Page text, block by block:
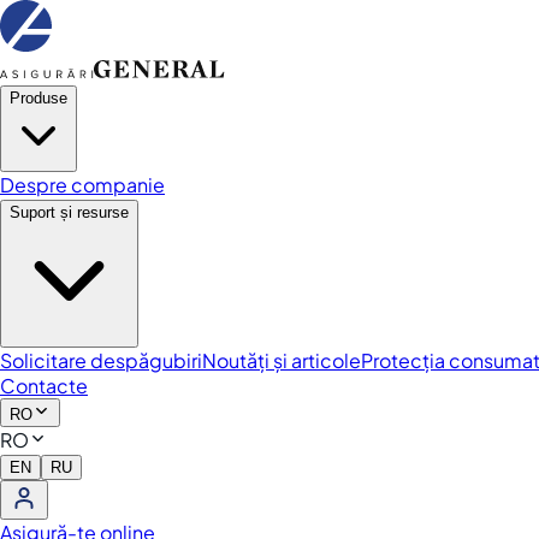
Produse
Despre companie
Suport și resurse
Solicitare despăgubiriNoutăți și articoleProtecția
Contacte
RO
RO
EN RU
Asigură-te online